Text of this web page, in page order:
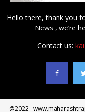
Hello there, thank you
News , we’re
Contact us:
@2022 -